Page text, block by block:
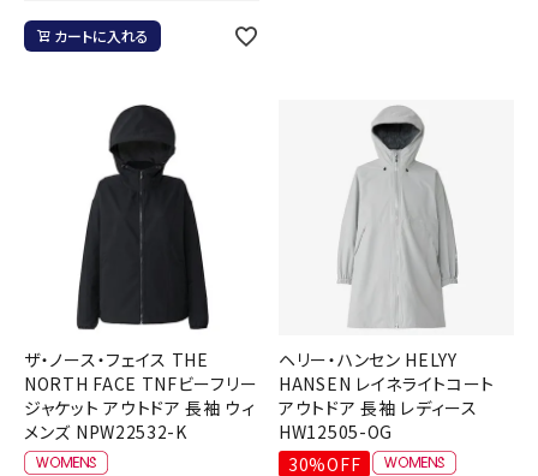
カートに入れる
ザ・ノース・フェイス THE
NORTH FACE TNFビーフリー
ジャケット アウトドア 長袖 ウィ
メンズ NPW22532-K
ヘリー・ハンセン HELYY
HANSEN レイネライトコート
アウトドア 長袖 レディース
HW12505-OG
30%OFF